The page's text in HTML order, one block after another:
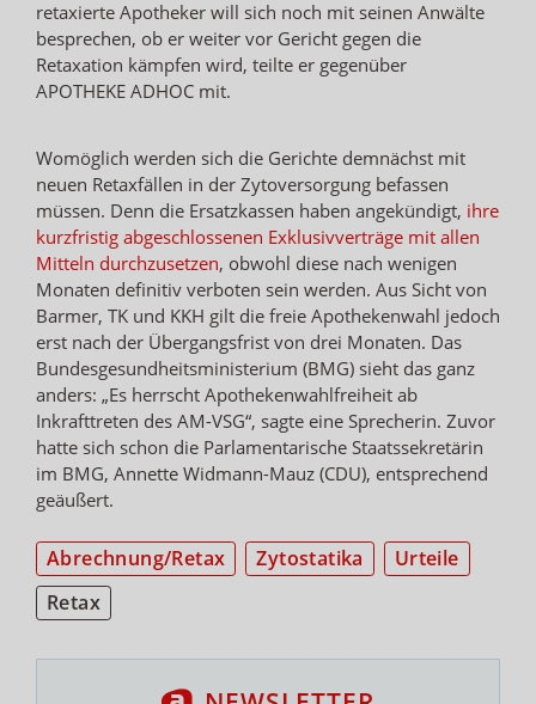
retaxierte Apotheker will sich noch mit seinen Anwälte
besprechen, ob er weiter vor Gericht gegen die
Retaxation kämpfen wird, teilte er gegenüber
APOTHEKE ADHOC mit.
Womöglich werden sich die Gerichte demnächst mit
neuen Retaxfällen in der Zytoversorgung befassen
müssen. Denn die Ersatzkassen haben angekündigt, ihre
kurzfristig abgeschlossenen Exklusivverträge mit allen
Mitteln durchzusetzen, obwohl diese nach wenigen
Monaten definitiv verboten sein werden. Aus Sicht von
Barmer, TK und KKH gilt die freie Apothekenwahl jedoch
erst nach der Übergangsfrist von drei Monaten. Das
Bundesgesundheitsministerium (BMG) sieht das ganz
anders: „Es herrscht Apothekenwahlfreiheit ab
Inkrafttreten des AM-VSG“, sagte eine Sprecherin. Zuvor
hatte sich schon die Parlamentarische Staatssekretärin
im BMG, Annette Widmann-Mauz (CDU), entsprechend
geäußert.
Abrechnung/Retax Zytostatika
Urteile
Retax